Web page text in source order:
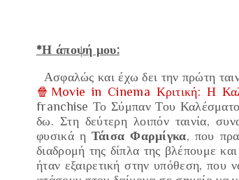
*Η άποψή μου:
Ασφαλώς και έχω δει την πρώτη
🍿Movie in Cinema Κριτική: Η
franchiseΤο Σύμπαν Του
δω. Στη δεύτερη λοιπόν ταινία,
φυσικά η Τάισα Φαρμίγκα, που
διαδρομή της δίπλα της βλέπουμε
ήταν εξαιρετική στην υπόθεση,που